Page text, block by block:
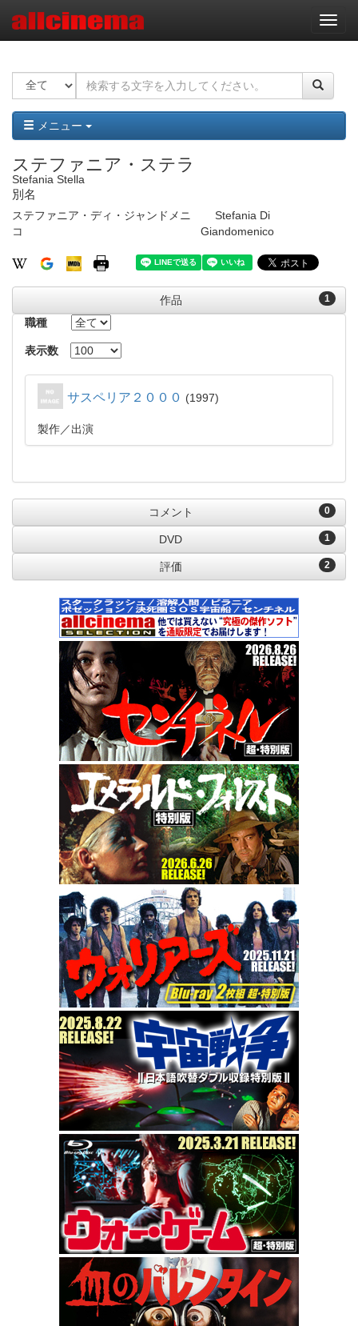
ナ
ビ
ー
ョ
ン
メニュー
ステファニア・ステラ
Stefania Stella
別名
ステファニア・ディ・ジャンドメニ
コ
Stefania Di
Giandomenico
1
作品
職種
表示数
サスペリア２０００ 1997
製作 出演
0
コメント
1
DVD
2
評価